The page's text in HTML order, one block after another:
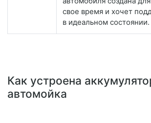
свое время и хочет
в идеальном состоянии.
Как устроена
автомойка